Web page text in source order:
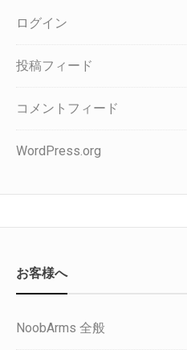
ログイン
投稿フィード
コメントフィード
WordPress.org
お客様へ
NoobArms 全般